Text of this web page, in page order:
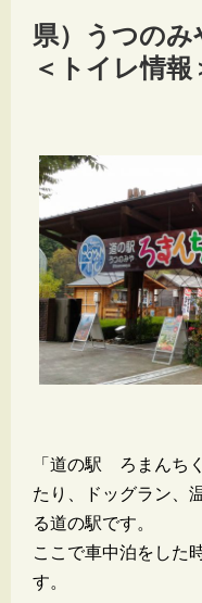
県）うつの
＜トイレ情報
「道の駅 ろまんち
たり、ドッグラン、
る道の駅です。
ここで車中泊をした
す。